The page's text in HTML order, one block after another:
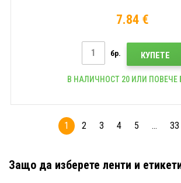
7.84 €
бр. КУПЕТЕ
В НАЛИЧНОСТ 20 ИЛИ ПОВЕЧЕ
1 2 3 4 5 ... 33
Защо да изберете ленти и